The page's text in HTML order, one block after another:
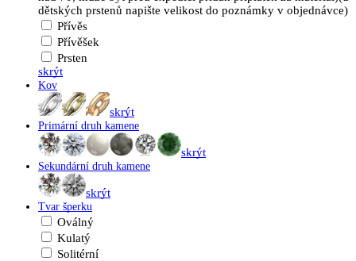
dětských prstenů napište velikost do poznámky v objednávce)
Přívěs
Přívěšek
Prsten
skrýt
Kov
skrýt
Primární druh kamene
skrýt
Sekundární druh kamene
skrýt
Tvar šperku
Oválný
Kulatý
Solitérní